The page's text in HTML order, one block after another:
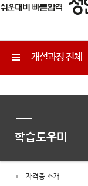
개설과정 전체
학습도우미
자격증 소개